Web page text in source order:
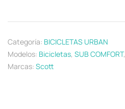
Categoría: BICICLETAS URBAN
Modelos: Bicicletas, SUB COMFORT,
Marcas: Scott